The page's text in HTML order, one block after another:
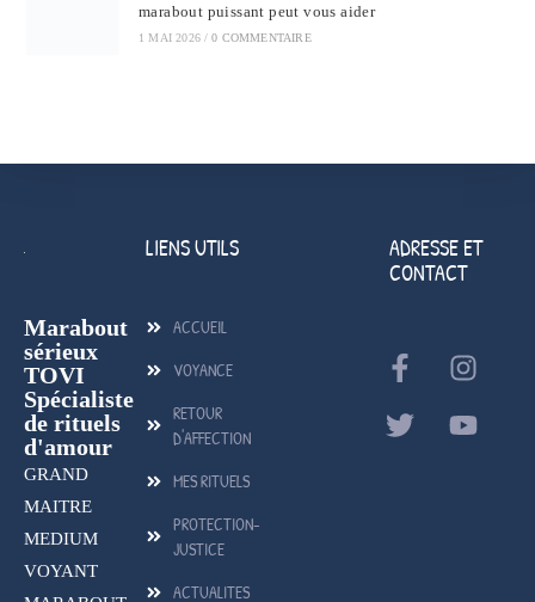
marabout puissant peut vous aider
1 MAI 2026 / 0 COMMENTAIRE
Marabout
sérieux
TOVI
Spécialiste
de rituels
d'amour
GRAND
MAITRE
MEDIUM
VOYANT
LIENS UTILS
ACCUEIL
VOYANCE
RETOUR
D'AFFECTION
MES RITUELS
PROTECTION-
JUSTICE
ACTUALITES
ADRESSE ET
CONTACT